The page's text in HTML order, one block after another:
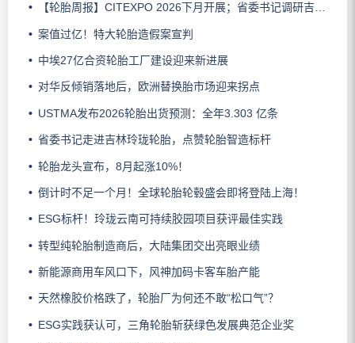
【轮胎周报】CITEXPO 2026下月开展；省委书记调研吉林玲珑；佳通推出新能源轻卡轮胎；三角轮胎斩获大奖；中策宣布涨价
案值过亿！特大轮胎造假案宣判
中埃27亿合资轮胎工厂建设迎来新进展
对华反倾销落地后，欧洲替换胎市场迎来拐点
USTMA发布2026轮胎出货预测：全年3.303 亿条
省委书记走进吉林玲珑轮胎，点赞轮胎智造标杆
轮胎龙头宣布，8月起涨10%！
倒计时不足一个月！全球轮胎轮毂盛会即将登陆上海！
ESG标杆！玲珑云南可持续胶园项目获评最佳实践
转型纯轮胎制造商后，大陆集团交出亮眼业绩
新能源商用车风口下，风神加码卡客车胎产能
天然橡胶价格跌了，轮胎厂为何还不敢“松口气”？
ESG实践获认可，三角轮胎斩获绿色发展典范企业奖